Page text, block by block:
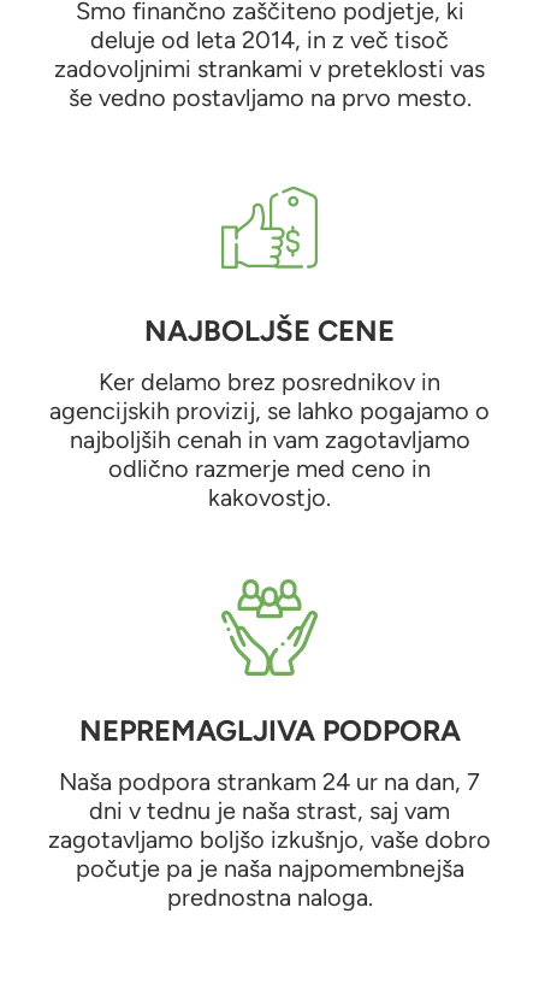
Smo finančno zaščiteno podjetje, ki
deluje od leta 2014, in z več tisoč
zadovoljnimi strankami v preteklosti vas
še vedno postavljamo na prvo mesto.
NAJBOLJŠE CENE
Ker delamo brez posrednikov in
agencijskih provizij, se lahko pogajamo o
najboljših cenah in vam zagotavljamo
odlično razmerje med ceno in
kakovostjo.
NEPREMAGLJIVA PODPORA
Naša podpora strankam 24 ur na dan, 7
dni v tednu je naša strast, saj vam
zagotavljamo boljšo izkušnjo, vaše dobro
počutje pa je naša najpomembnejša
prednostna naloga.